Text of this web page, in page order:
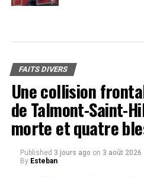
FAITS DIVERS
Une collision
de Talmont-Saint-
morte et quatre
Published 3 jours ago on 3 août 2026
By Esteban